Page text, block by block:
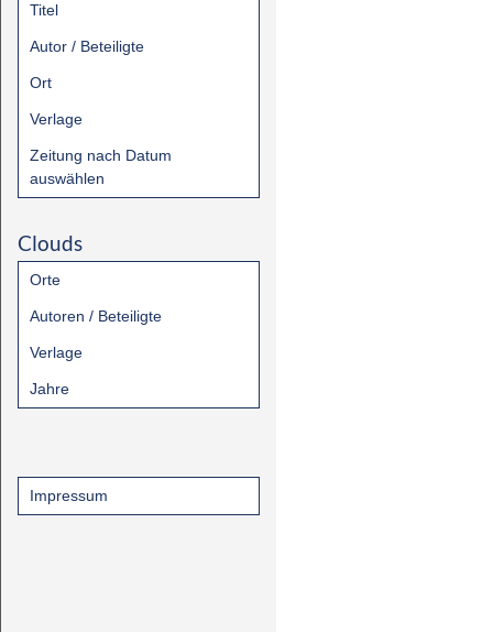
Titel
Autor / Beteiligte
Ort
Verlage
Zeitung nach Datum
auswählen
Clouds
Orte
Autoren / Beteiligte
Verlage
Jahre
Impressum